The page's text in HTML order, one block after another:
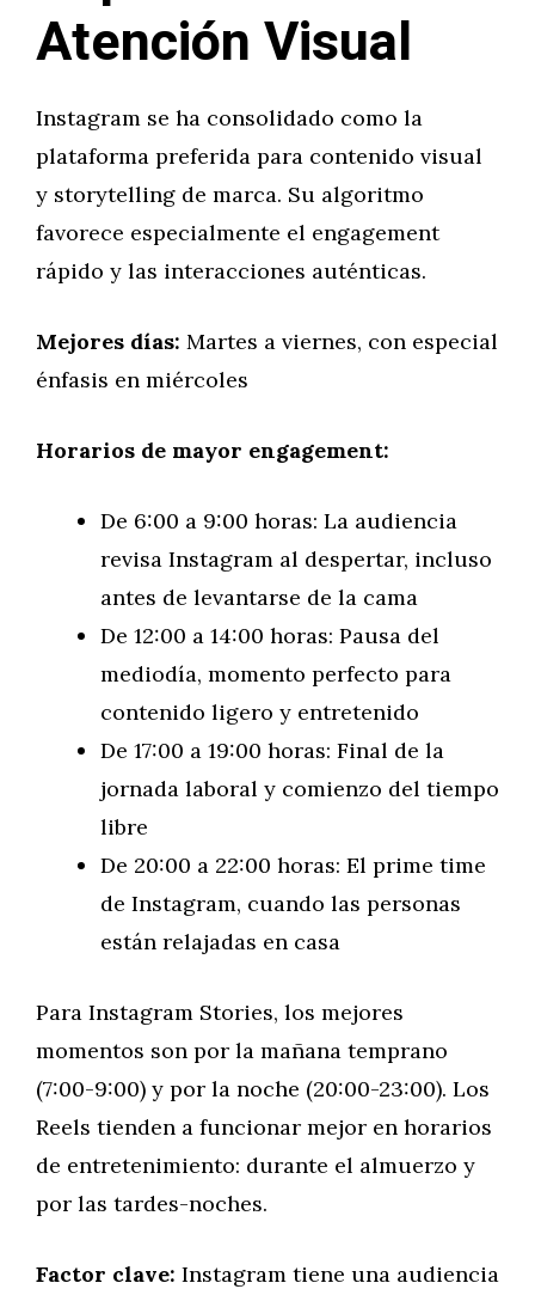
Atención Visual
Instagram se ha consolidado como la
plataforma preferida para contenido visual
y storytelling de marca. Su algoritmo
favorece especialmente el engagement
rápido y las interacciones auténticas.
Mejores días: Martes a viernes, con especial
énfasis en miércoles
Horarios de mayor engagement:
De 6:00 a 9:00 horas: La audiencia
revisa Instagram al despertar, incluso
antes de levantarse de la cama
De 12:00 a 14:00 horas: Pausa del
mediodía, momento perfecto para
contenido ligero y entretenido
De 17:00 a 19:00 horas: Final de la
jornada laboral y comienzo del tiempo
libre
De 20:00 a 22:00 horas: El prime time
de Instagram, cuando las personas
están relajadas en casa
Para Instagram Stories, los mejores
momentos son por la mañana temprano
(7:00-9:00) y por la noche (20:00-23:00). Los
Reels tienden a funcionar mejor en horarios
de entretenimiento: durante el almuerzo y
por las tardes-noches.
Factor clave: Instagram tiene una audiencia